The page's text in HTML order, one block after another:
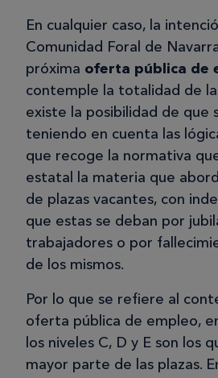
En cualquier caso, la
Comunidad Foral de
próxima oferta pública de
contemple la totalidad de
existe la posibilidad de que
teniendo en cuenta las
que recoge la normativa
estatal la materia que
de plazas vacantes, con
que estas se deban por
trabajadores o por
de los mismos.
Por lo que se refiere al
oferta pública de empleo,
los niveles C, D y E son los
mayor parte de las plazas.